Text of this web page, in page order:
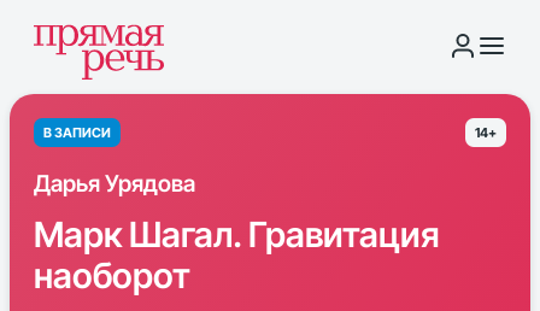
В ЗАПИСИ 14+
Дарья Урядова
Марк Шагал. Гравитация
наоборот